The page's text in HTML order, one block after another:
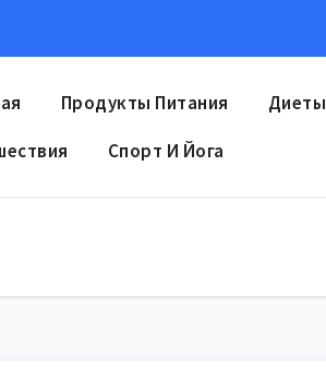
Продукты Питания Диеты
Спорт И Йога